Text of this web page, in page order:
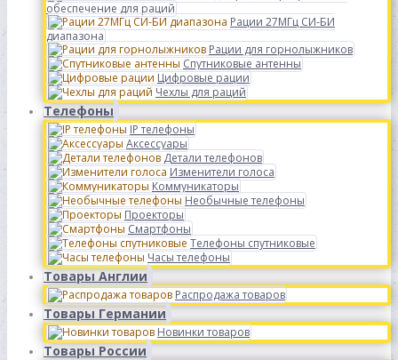
обеспечение для раций
Рации 27МГц СИ-БИ
диапазона
Рации для горнолыжников
Спутниковые антенны
Цифровые рации
Чехлы для раций
Телефоны
IP телефоны
Аксессуары
Детали телефонов
Изменители голоса
Коммуникаторы
Необычные телефоны
Проекторы
Смартфоны
Телефоны спутниковые
Часы телефоны
Товары Англии
Распродажа товаров
Товары Германии
Новинки товаров
Товары России